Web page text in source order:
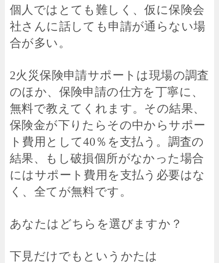
個人ではとても難しく、仮に保険会
社さんに話しても申請が通らない場
合が多い。
2火災保険申請サポートは現場の調査
のほか、保険申請の仕方を丁寧に、
無料で教えてくれます。その結果、
保険金が下りたらその中からサポー
ト費用として40％を支払う。調査の
結果、もし破損個所がなかった場合
にはサポート費用を支払う必要はな
く、全てが無料です。
あなたはどちらを選びますか？
下見だけでもというかたは